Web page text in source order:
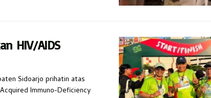
HIV/AIDS
Sidoarjo prihatin atas
Immuno-Deficiency